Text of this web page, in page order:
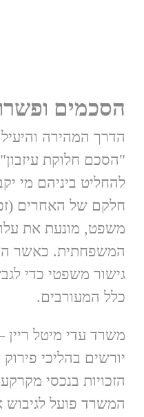
הסכמים
הדרך המהירה
"הסכם חלוקת
להחליט ביניהם מי
חלקם של האחרים
משפט, מונעת את
המשפחתית. כאשר
גישור משפטי כדי
כלל המעורבים.
משרד עדי מיטל ריין
יורשים בהליכי
הזכויות בנכסי
המשרד פועל